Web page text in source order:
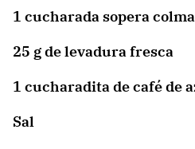
1 cucharada sopera
25 g de levadura fresca
1 cucharadita de café de
Sal